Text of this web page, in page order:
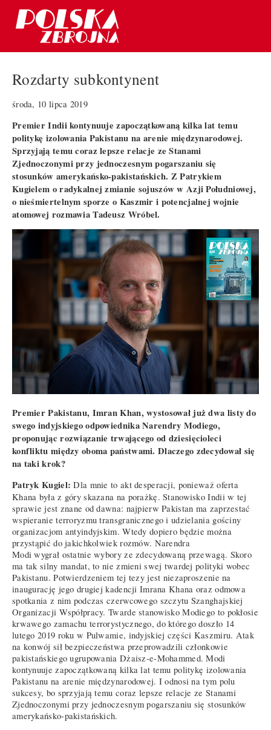
Rozdarty subkontynent
środa, 10 lipca 2019
Premier Indii kontynuuje zapoczątkowaną kilka lat temu
politykę izolowania Pakistanu na arenie międzynarodowej.
Sprzyjają temu coraz lepsze relacje ze Stanami
Zjednoczonymi przy jednoczesnym pogarszaniu się
stosunków amerykańsko-pakistańskich. Z Patrykiem
Kugielem o radykalnej zmianie sojuszów w Azji Południowej,
o nieśmiertelnym sporze o Kaszmir i potencjalnej wojnie
atomowej rozmawia Tadeusz Wróbel.
Premier Pakistanu, Imran Khan, wystosował już dwa listy do
swego indyjskiego odpowiednika Narendry Modiego,
proponując rozwiązanie trwającego od dziesięcioleci
konfliktu między oboma państwami. Dlaczego zdecydował się
na taki krok?
Patryk Kugiel: Dla mnie to akt desperacji, ponieważ oferta
Khana była z góry skazana na porażkę. Stanowisko Indii w tej
sprawie jest znane od dawna: najpierw Pakistan ma zaprzestać
wspieranie terroryzmu transgranicznego i udzielania gościny
organizacjom antyindyjskim. Wtedy dopiero będzie można
przystąpić do jakichkolwiek rozmów. Narendra
Modi wygrał ostatnie wybory ze zdecydowaną przewagą. Skoro
ma tak silny mandat, to nie zmieni swej twardej polityki wobec
Pakistanu. Potwierdzeniem tej tezy jest niezaproszenie na
inaugurację jego drugiej kadencji Imrana Khana oraz odmowa
spotkania z nim podczas czerwcowego szczytu Szanghajskiej
Organizacji Współpracy. Twarde stanowisko Modiego to pokłosie
krwawego zamachu terrorystycznego, do którego doszło 14
lutego 2019 roku w Pulwamie, indyjskiej części Kaszmiru. Atak
na konwój sił bezpieczeństwa przeprowadzili członkowie
pakistańskiego ugrupowania Dżaisz-e-Mohammed. Modi
kontynuuje zapoczątkowaną kilka lat temu politykę izolowania
Pakistanu na arenie międzynarodowej. I odnosi na tym polu
sukcesy, bo sprzyjają temu coraz lepsze relacje ze Stanami
Zjednoczonymi przy jednoczesnym pogarszaniu się stosunków
amerykańsko-pakistańskich.